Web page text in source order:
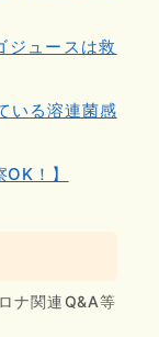
ジュースは救
いる溶連菌感
！】
ナ関連Q&A等